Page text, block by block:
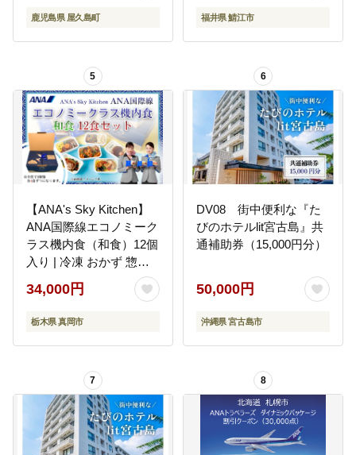
鹿児島県 屋久島町 福井県 鯖江市
5
【ANA's Sky Kitchen】
ANA国際線エコノミーク
ラス機内食（和食）12個
入り | 冷凍 おかず 惣菜
時短 保存食 お取り寄せ
グルメ 栃木県 真岡市 送
料無料
34,000円
栃木県 真岡市
6
DV08 街中便利な『た
びのホテルlit宮古島』共
通補助券（15,000円分）
50,000円
沖縄県 宮古島市
7 8